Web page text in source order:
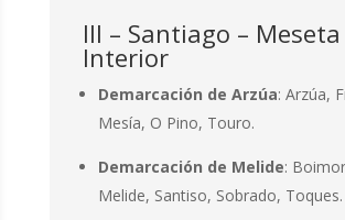
III – Santiago – Meseta
Interior
Demarcación de Arzúa: Arzúa,
Mesía, O Pino, Touro.
Demarcación de Melide:
Melide, Santiso, Sobrado, Toques.